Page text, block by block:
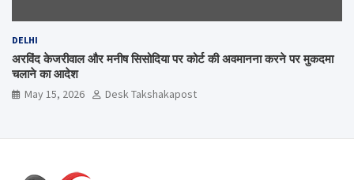
DELHI
अरविंद केजरीवाल और मनीष सिसोदिया पर कोर्ट की अवमानना करने पर मुकदमा
चलाने का आदेश
May 15, 2026 Desk Takshakapost